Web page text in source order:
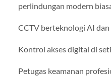
perlindungan modern
CCTV berteknologi AI
Kontrol akses digital di
Petugas keamanan